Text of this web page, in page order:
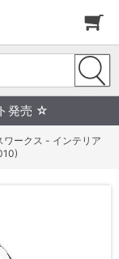
発売 ☆
ワークス - インテリア